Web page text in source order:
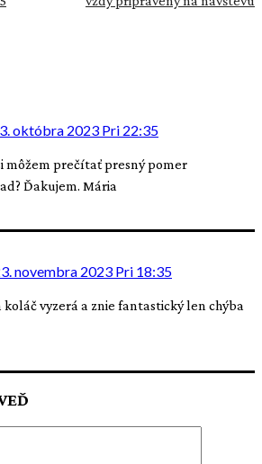
októbra 2023 Pri 22:35
môžem prečítať presný pomer
Ďakujem. Mária
novembra 2023 Pri 18:35
koláč vyzerá a znie fantastický len chýba